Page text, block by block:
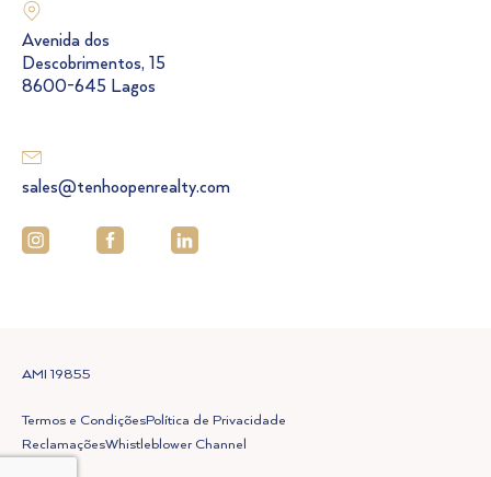
Avenida dos
Descobrimentos, 15
8600-645 Lagos
sales@tenhoopenrealty.com
AMI 19855
Termos e CondiçõesPolítica de Privacidade
ReclamaçõesWhistleblower Channel